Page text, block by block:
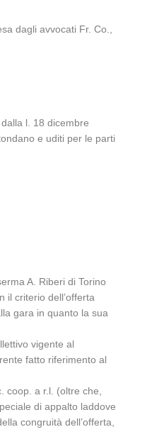
dagli avvocati Fr. Co.,
l. 18 dicembre
e uditi per le parti
A. Riberi di Torino
il criterio dell’offerta
gara in quanto la sua
vigente al
fatto riferimento al
coop. a r.l. (oltre che,
di appalto laddove
congruità dell’offerta,